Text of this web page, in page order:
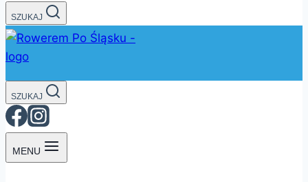
SZUKAJ
SZUKAJ
MENU